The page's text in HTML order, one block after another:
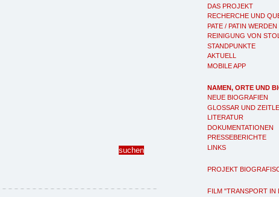
DAS PROJEKT
RECHERCHE UND
PATE / PATIN WERDEN
REINIGUNG VON
STANDPUNKTE
AKTUELL
MOBILE APP
NAMEN, ORTE UND
NEUE BIOGRAFIEN
GLOSSAR UND
LITERATUR
DOKUMENTATIONEN
PRESSEBERICHTE
LINKS
PROJEKT
FILM "TRANSPORT IN